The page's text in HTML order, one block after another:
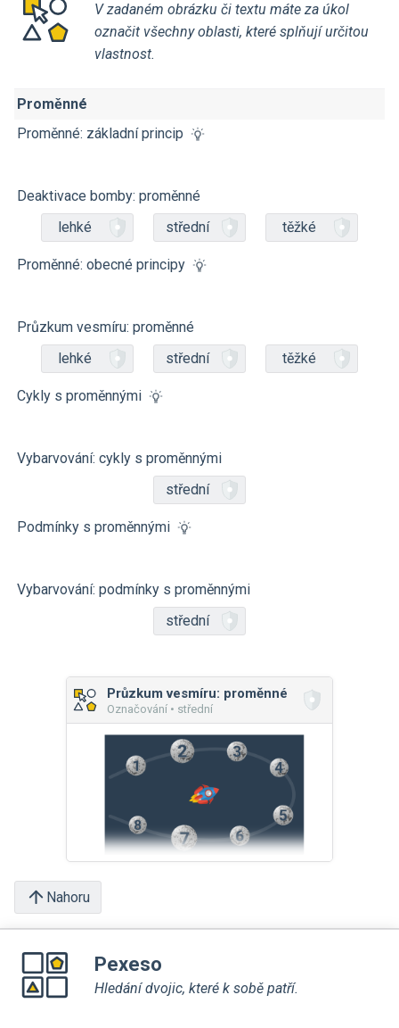
V zadaném obrázku či textu máte za úkol
označit všechny oblasti, které splňují určitou
vlastnost.
Proměnné
Proměnné: základní princip
Deaktivace bomby: proměnné
lehké
střední těžké
Proměnné: obecné principy
Průzkum vesmíru: proměnné
lehké
střední těžké
Cykly s proměnnými
Vybarvování: cykly s proměnnými
střední
Podmínky s proměnnými
Vybarvování: podmínky s proměnnými
střední
Průzkum vesmíru: proměnné
Označování • střední
Nahoru
Pexeso
Hledání dvojic, které k sobě patří.